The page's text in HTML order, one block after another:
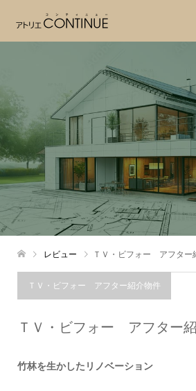
レビュー ＴＶ・ビフォー アフター
ＴＶ・ビフォー アフター紹介物件
ＴＶ・ビフォー アフター
竹林を生かしたリノベーション